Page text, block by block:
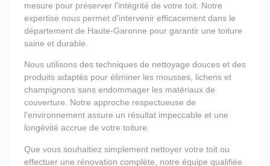
mesure pour préserver l'intégrité de votre toit. Notre
expertise nous permet d'intervenir efficacement dans le
département de Haute-Garonne pour garantir une toiture
saine et durable.
Nous utilisons des techniques de nettoyage douces et des
produits adaptés pour éliminer les mousses, lichens et
champignons sans endommager les matériaux de
couverture. Notre approche respectueuse de
l'environnement assure un résultat impeccable et une
longévité accrue de votre toiture.
Que vous souhaitiez simplement nettoyer votre toit ou
effectuer une rénovation complète, notre équipe qualifiée